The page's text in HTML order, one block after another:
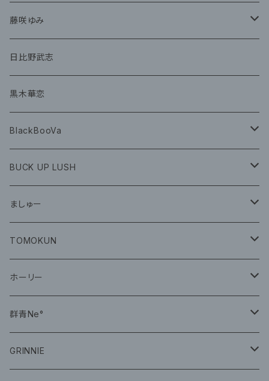
グッズ
CD
グッズ
藤咲ゆみ
CD
グッズ
日比野武志
黒木華恋
BlackBooVa
CD
BUCK UP LUSH
グッズ
CD
ましゅー
グッズ
TOMOKUN
CD
ホーリー
CD
群青Ne°
CD
GRINNIE